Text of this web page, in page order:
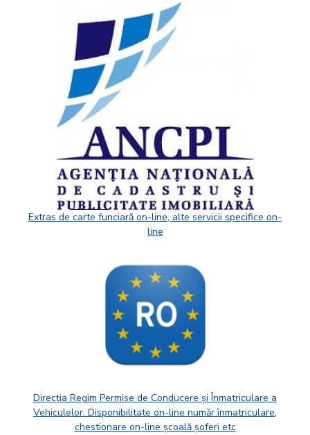
Extras de carte funciară on-line, alte servicii specifice on-
line
Direcția Regim Permise de Conducere și Înmatriculare a
Vehiculelor. Disponibilitate on-line număr înmatriculare,
chestionare on-line școală șoferi etc